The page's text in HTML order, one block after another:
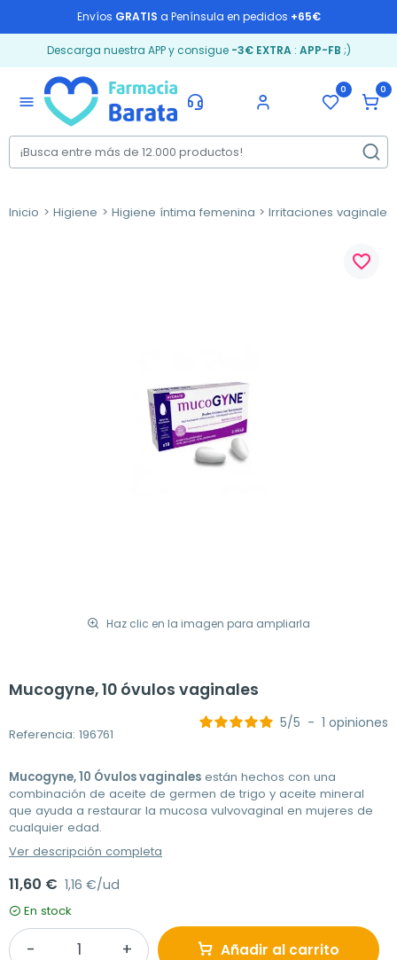
Envíos GRATIS a Península en pedidos +65€
Descarga nuestra APP y consigue -3€ EXTRA: APP-FB ;)
menu
0 0
Inicio Higiene Higiene íntima femenina Irritaciones vaginales
Haz clic en la imagen para ampliarla
favorite_border
Mucogyne, 10 óvulos vaginales
Referencia: 196761
5/5 - 1 opiniones
Mucogyne, 10 Óvulos vaginales están hechos con una
combinación de aceite de germen de trigo y aceite mineral
que ayuda a restaurar la mucosa vulvovaginal en mujeres de
cualquier edad.
Ver descripción completa
11,60 € 1,16 €/ud
En stock
Añadir al carrito